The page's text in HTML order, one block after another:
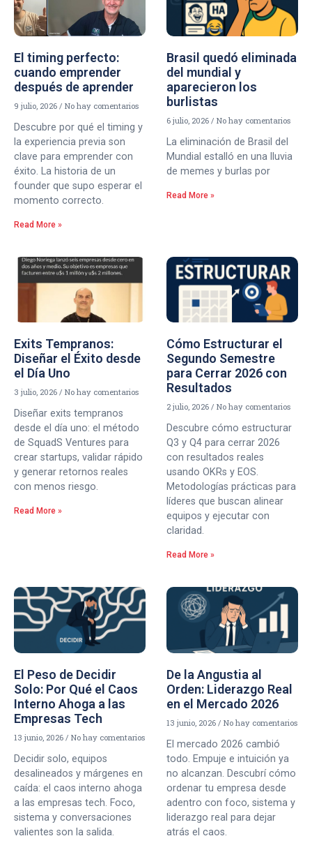
El timing perfecto:
cuando emprender
después de aprender
9 julio, 2026 No hay comentarios
Descubre por qué el timing y
la experiencia previa son
clave para emprender con
éxito. La historia de un
founder que supo esperar el
momento correcto.
Read More »
Brasil quedó eliminada
del mundial y
aparecieron los
burlistas
6 julio, 2026 No hay comentarios
La eliminación de Brasil del
Mundial estalló en una lluvia
de memes y burlas por
Read More »
Exits Tempranos:
Diseñar el Éxito desde
el Día Uno
3 julio, 2026 No hay comentarios
Diseñar exits tempranos
desde el día uno: el método
de SquadS Ventures para
crear startups, validar rápido
y generar retornos reales
con menos riesgo.
Read More »
Cómo Estructurar el
Segundo Semestre
para Cerrar 2026 con
Resultados
2 julio, 2026 No hay comentarios
Descubre cómo estructurar
Q3 y Q4 para cerrar 2026
con resultados reales
usando OKRs y EOS.
Metodologías prácticas para
líderes que buscan alinear
equipos y ejecutar con
claridad.
Read More »
El Peso de Decidir
Solo: Por Qué el Caos
Interno Ahoga a las
Empresas Tech
13 junio, 2026 No hay comentarios
Decidir solo, equipos
desalineados y márgenes en
caída: el caos interno ahoga
a las empresas tech. Foco,
sistema y conversaciones
valientes son la salida.
De la Angustia al
Orden: Liderazgo Real
en el Mercado 2026
13 junio, 2026 No hay comentarios
El mercado 2026 cambió
todo. Empuje e intuición ya
no alcanzan. Descubrí cómo
ordenar tu empresa desde
adentro con foco, sistema y
liderazgo real para dejar
atrás el caos.